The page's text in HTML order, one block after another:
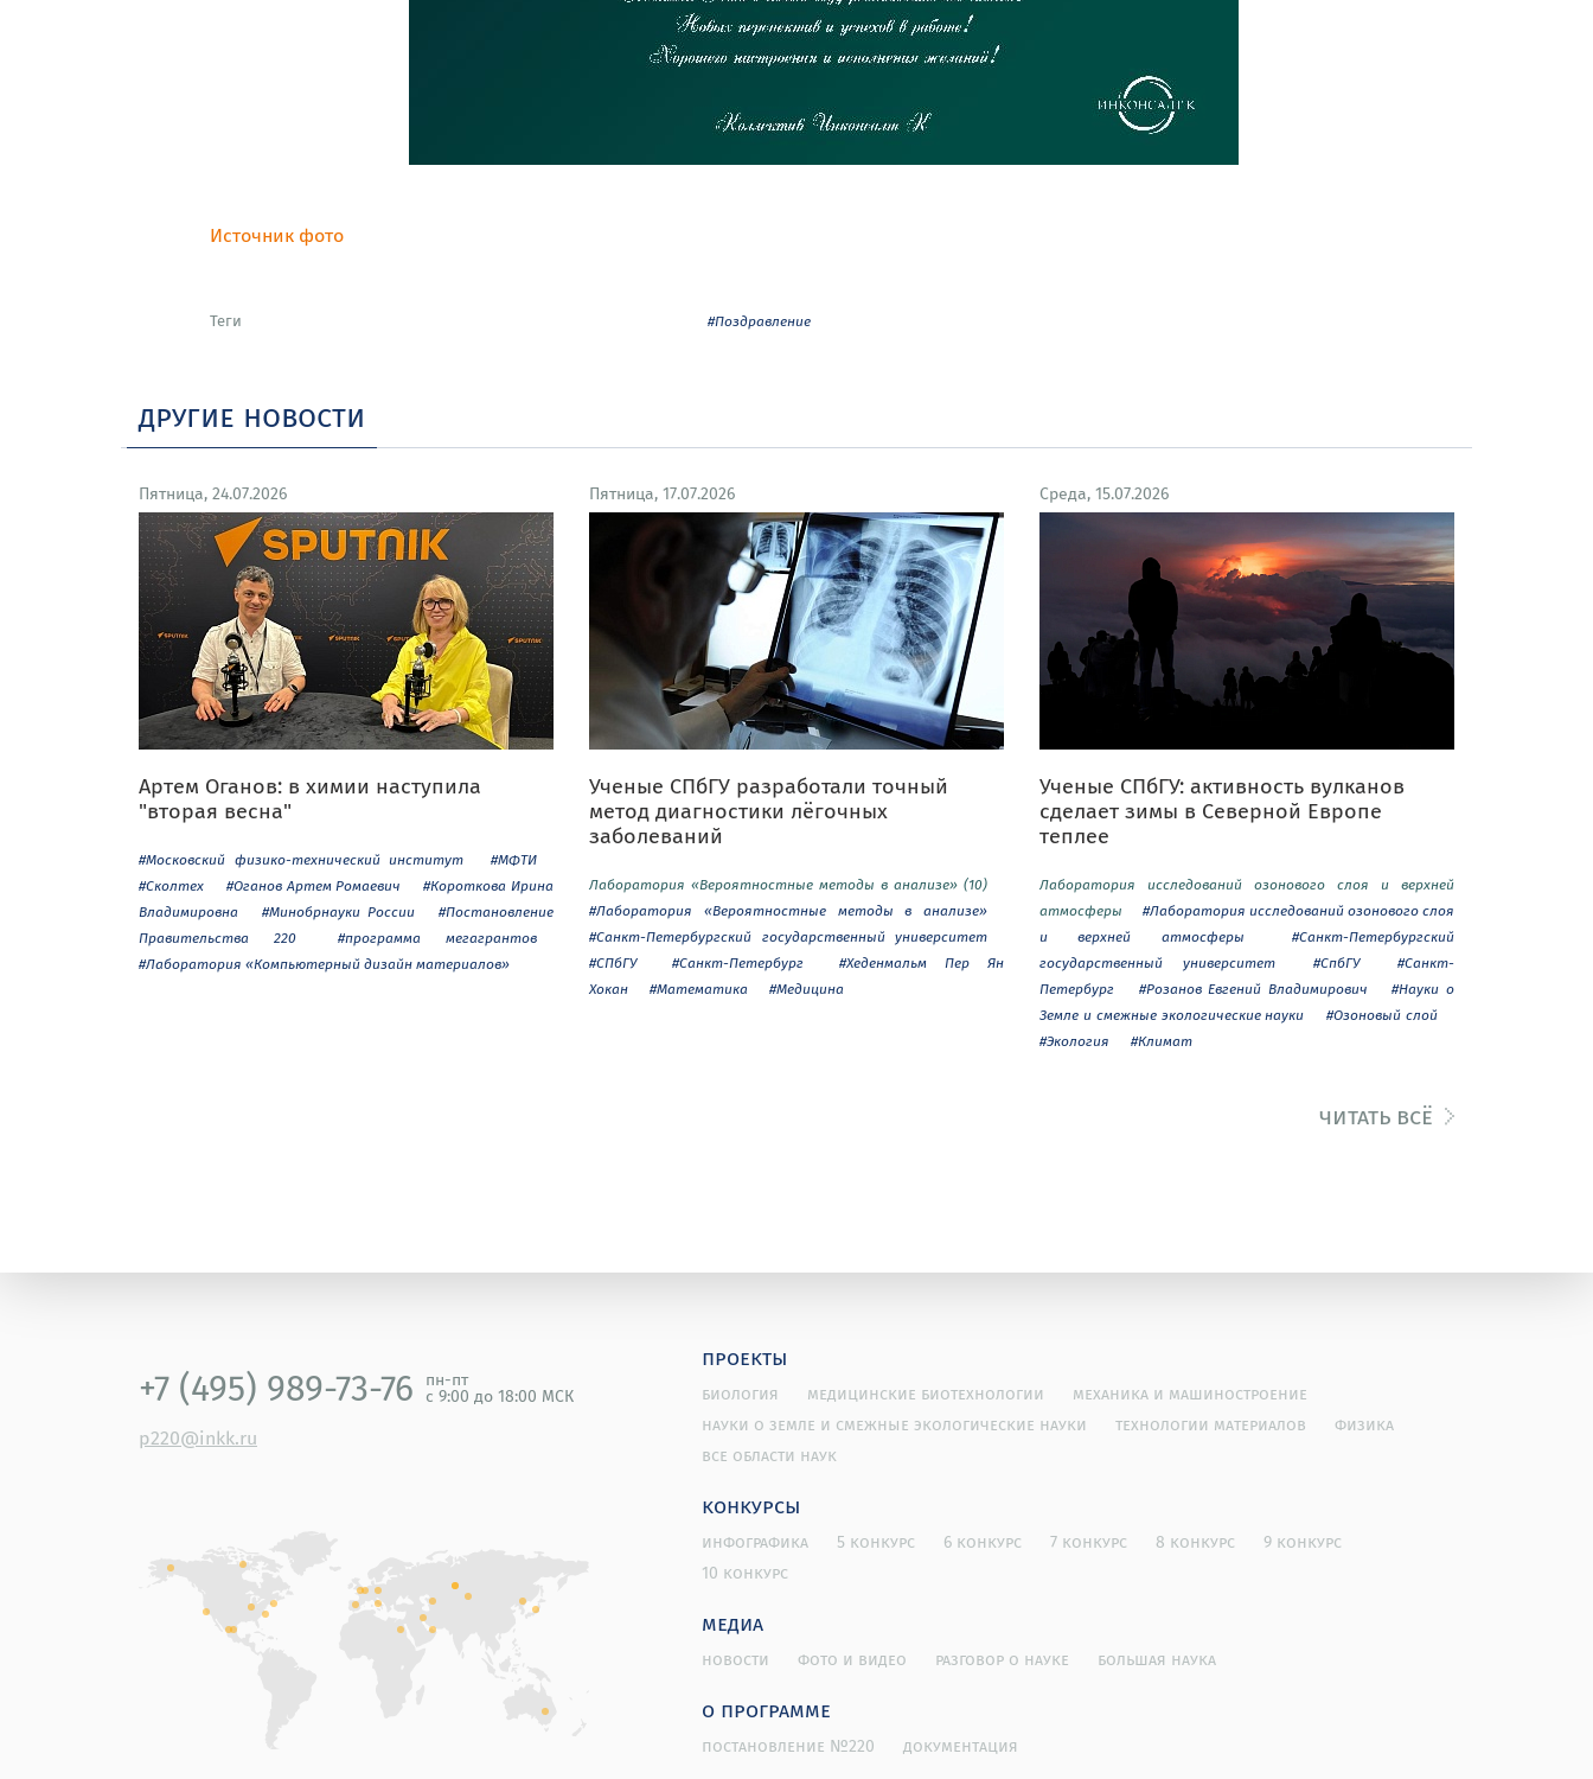
Источник фото
Теги #Поздравление
другие новости
Пятница, 24.07.2026
Артем Оганов: в химии наступила
"вторая весна"
#Московский физико-технический институт
#МФТИ
#Сколтех
#Оганов Артем Ромаевич
#Короткова Ирина
Владимировна
#Минобрнауки России
#Постановление
Правительства 220
#программа мегагрантов
#Лаборатория «Компьютерный дизайн материалов»
Пятница, 17.07.2026
Ученые СПбГУ разработали точный
метод диагностики лёгочных
заболеваний
Лаборатория «Вероятностные методы в анализе» (10)
#Лаборатория «Вероятностные методы в анализе»
#Санкт-Петербургский государственный университет
#СПбГУ
#Санкт-Петербург
#Хеденмальм Пер Ян
Хокан
#Математика #Медицина
Среда, 15.07.2026
Ученые СПбГУ: активность вулканов
сделает зимы в Северной Европе
теплее
Лаборатория исследований озонового слоя и верхней
атмосферы
#Лаборатория исследований озонового слоя
и верхней атмосферы
#Санкт-Петербургский
государственный университет
#СпбГУ
#Санкт-
Петербург
#Розанов Евгений Владимирович
#Науки о
Земле и смежные экологические науки
#Озоновый слой
#Экология
#Климат
читать всё
+7 (495) 989-73-76 пн-пт
с 9:00 до 18:00 МСК
p220@inkk.ru
проекты
биология медицинские биотехнологии
механика и машиностроение
науки о земле и смежные экологические науки
технологии материалов
физика
все области наук
конкурсы
инфографика 5 конкурс 6 конкурс 7 конкурс 8 конкурс
9 конкурс
10 конкурс
медиа
новости фото и видео разговор о науке большая наука
о программе
постановление №220 документация